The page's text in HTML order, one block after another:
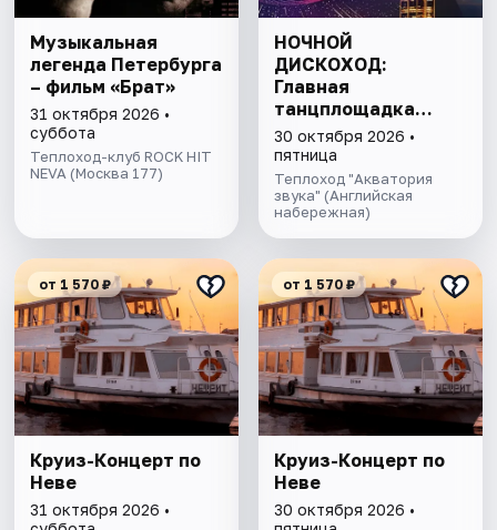
Музыкальная
легенда Петербурга
– фильм «Брат»
31 октября 2026 •
суббота
Теплоход-клуб ROCK HIT
NEVA (Москва 177)
НОЧНОЙ
ДИСКОХОД:
Главная
танцплощадка
Невы под
разводными
мостами!
30 октября 2026 •
пятница
Теплоход "Акватория
звука" (Английская
набережная)
от 1 570 ₽
Круиз-Концерт по
Неве
31 октября 2026 •
от 1 570 ₽
Круиз-Концерт по
Неве
30 октября 2026 •